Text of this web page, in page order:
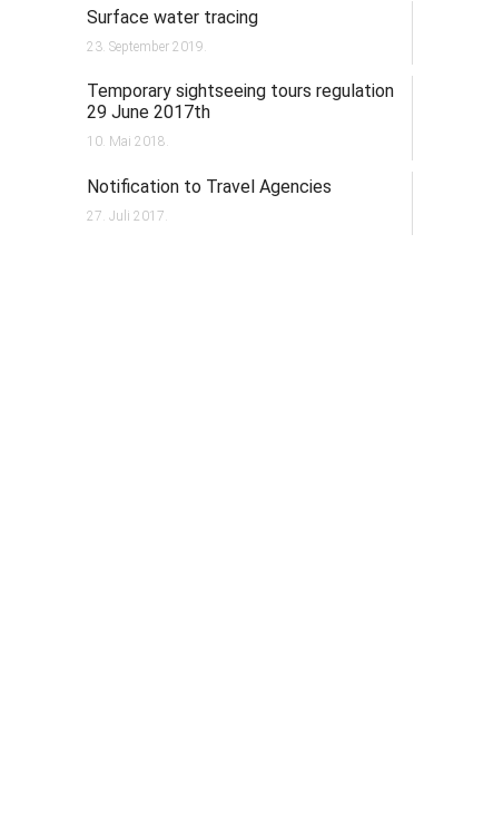
Surface water tracing
23. September 2019.
Temporary sightseeing tours regulation
29 June 2017th
10. Mai 2018.
Notification to Travel Agencies
27. Juli 2017.